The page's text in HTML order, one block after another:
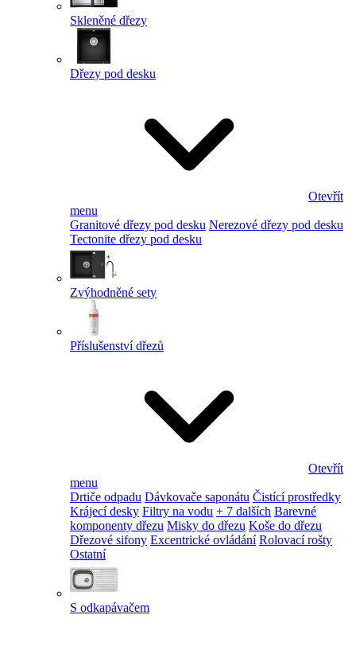
Skleněné dřezy
Dřezy pod desku
Otevřít
menu
Granitové dřezy pod desku Nerezové dřezy pod desku
Tectonite dřezy pod desku
Zvýhodněné sety
Příslušenství dřezů
Otevřít
menu
Drtiče odpadu Dávkovače saponátu Čistící prostředky
Krájecí desky Filtry na vodu + 7 dalších Barevné
komponenty dřezu Misky do dřezu Koše do dřezu
Dřezové sifony Excentrické ovládání Rolovací rošty
Ostatní
S odkapávačem